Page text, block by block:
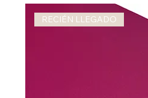
RECIÉN LLEGADO